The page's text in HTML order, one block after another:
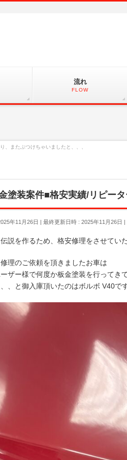
流れ
FLOW
、またぶつけちゃいましたと、、、
塗装案件■格安実績/リピー
年11月26日 最終更新日時 : 2025年11月26日
説を作るため、格安修理をさせてい
理のご依頼を頂きましたお車は
ザー様で何度か板金塗装を行ってき
、と御入庫頂いたのはボルボ V40で